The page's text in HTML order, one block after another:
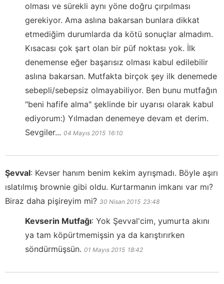
olması ve sürekli aynı yöne doğru çırpılması
gerekiyor. Ama aslına bakarsan bunlara dikkat
etmediğim durumlarda da kötü sonuçlar almadım.
Kısacası çok şart olan bir püf noktası yok. İlk
denemense eğer başarısız olması kabul edilebilir
aslına bakarsan. Mutfakta birçok şey ilk denemede
sebepli/sebepsiz olmayabiliyor. Ben bunu mutfağın
"beni hafife alma" şeklinde bir uyarısı olarak kabul
ediyorum:) Yılmadan denemeye devam et derim.
Sevgiler... 04 Mayıs 2015 16:10
Şevval: Kevser hanım benim kekim ayrışmadı. Böyle aşırı
ıslatılmış brownie gibi oldu. Kurtarmanın imkanı var mı?
Biraz daha pişireyim mi? 30 Nisan 2015 23:48
Kevserin Mutfağı: Yok Şevval'cim, yumurta akını
ya tam köpürtmemişsin ya da karıştırırken
söndürmüşsün. 01 Mayıs 2015 18:42